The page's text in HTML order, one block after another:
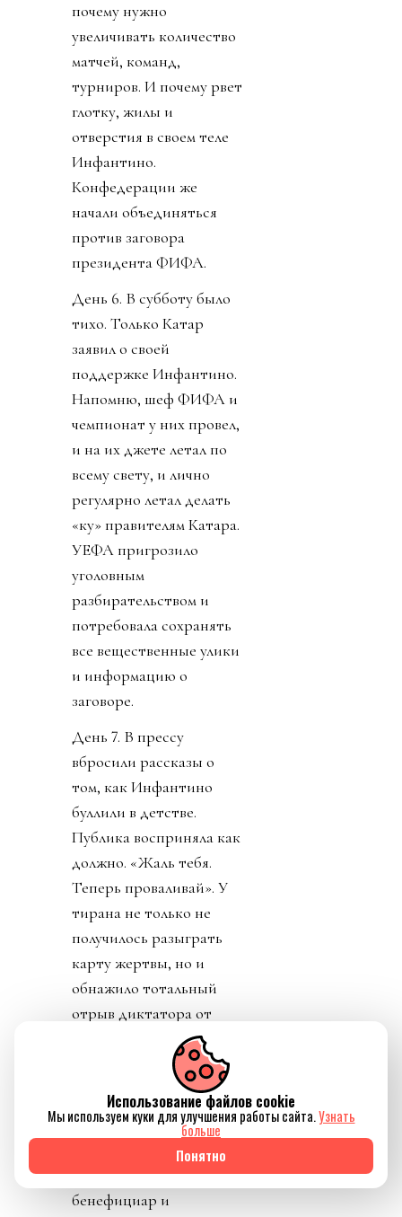
почему нужно
увеличивать количество
матчей, команд,
турниров. И почему рвет
глотку, жилы и
отверстия в своем теле
Инфантино.
Конфедерации же
начали объединяться
против заговора
президента ФИФА.
День 6. В субботу было
тихо. Только Катар
заявил о своей
поддержке Инфантино.
Напомню, шеф ФИФА и
чемпионат у них провел,
и на их джете летал по
всему свету, и лично
регулярно летал делать
«ку» правителям Катара.
УЕФА пригрозило
уголовным
разбирательством и
потребовала сохранять
все вещественные улики
и информацию о
заговоре.
День 7. В прессу
вбросили рассказы о
том, как Инфантино
буллили в детстве.
Публика восприняла как
должно. «Жаль тебя.
Теперь проваливай». У
тирана не только не
получилось разыграть
карту жертвы, но и
обнажило тотальный
отрыв диктатора от
реальности. Воистину,
тираны, жулики и
диктаторы так похожи
друг на друга.
День 8. Понедельник. А
где же главный
бенефициар и
Использование файлов cookie
Мы используем куки для улучшения работы сайта.Узнать
больше
Понятно